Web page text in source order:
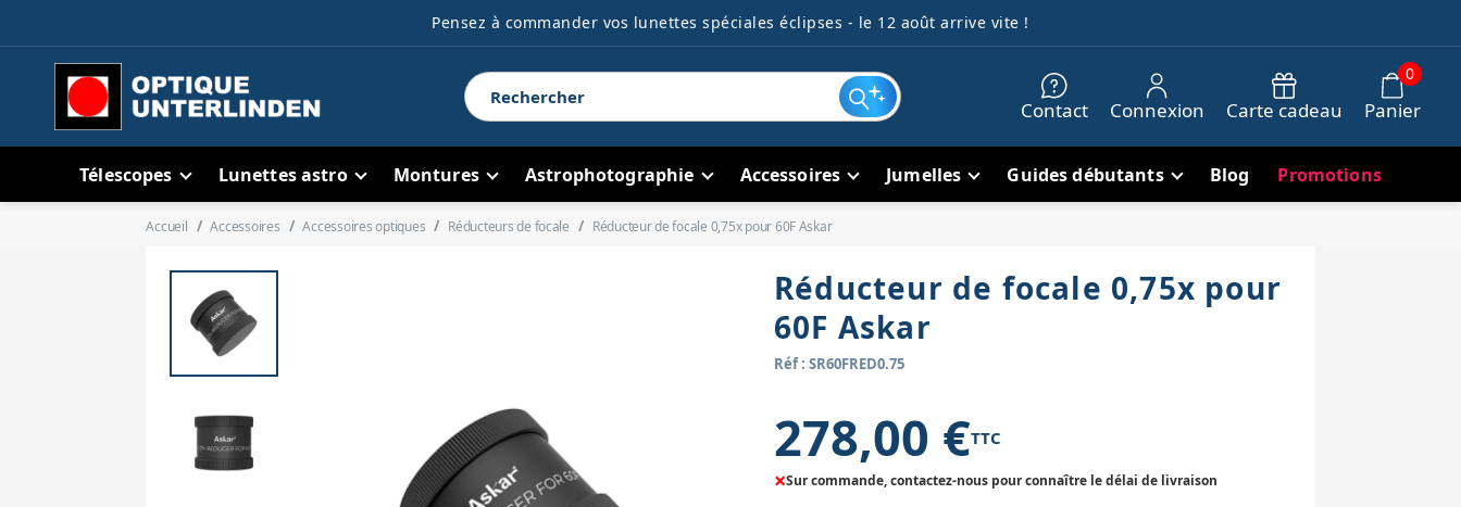
Pensez à commander vos lunettes spéciales éclipses - le 12 août arrive vite !
Contact Connexion Carte cadeau Panier
0
Télescopes Lunettes astro Montures Astrophotographie Accessoires Jumelles Guides débutants Blog Promotions
Accueil Accessoires Accessoires optiques Réducteurs de focale Réducteur de focale 0,75x pour 60F Askar
Réducteur de focale 0,75x pour
60F Askar
Réf : SR60FRED0.75
278,00 €TTC
×Sur commande, contactez-nous pour connaître le délai de livraison